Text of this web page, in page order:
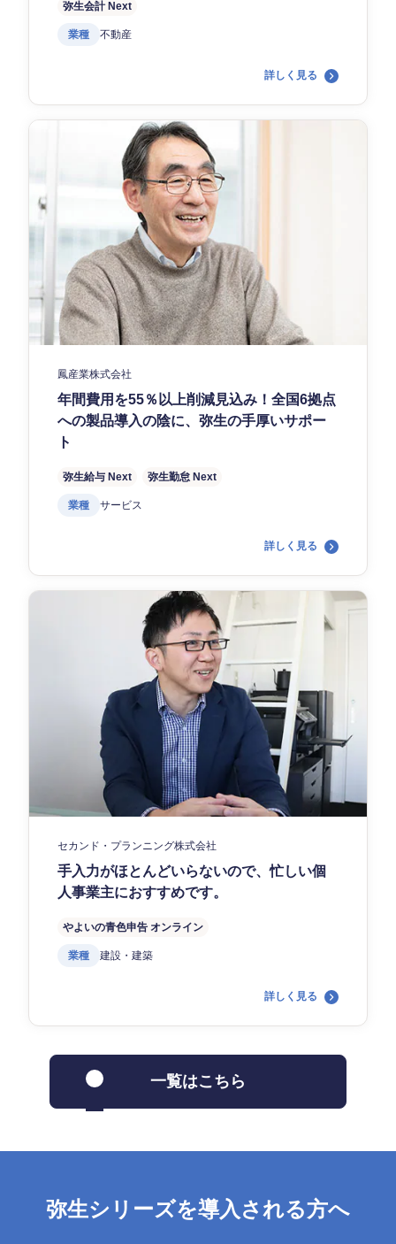
弥生会計 Next
業種 不動産
詳しく見る
鳳産業株式会社
年間費用を55％以上削減見込み！全国6拠点
への製品導入の陰に、弥生の手厚いサポー
ト
弥生給与 Next 弥生勤怠 Next
業種 サービス
詳しく見る
セカンド・プランニング株式会社
手入力がほとんどいらないので、忙しい個
人事業主におすすめです。
やよいの青色申告 オンライン
業種 建設・建築
詳しく見る
一覧はこちら
弥生シリーズを導入される方へ